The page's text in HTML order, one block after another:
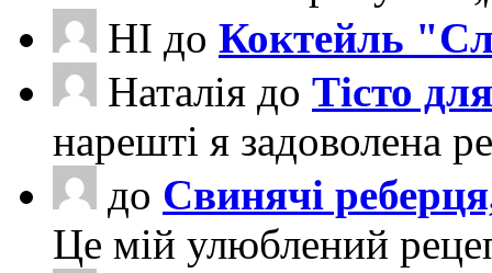
НІ до Коктейль
Наталія до Тісто
нарешті я задоволена
до Свинячі
Це мій улюблений